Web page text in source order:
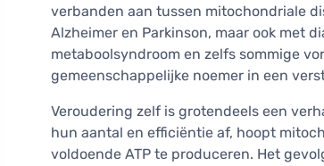
verbanden aan tussen mitochondriale
Alzheimer en Parkinson, maar ook met
metaboolsyndroom en zelfs sommige
gemeenschappelijke noemer in een
Veroudering zelf is grotendeels een
hun aantal en efficiëntie af, hoopt
voldoende ATP te produceren. Het